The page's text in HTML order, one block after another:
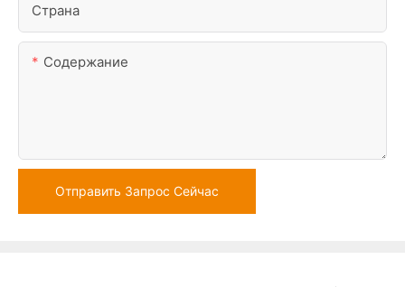
Страна
Содержание
Отправить Запрос Сейчас